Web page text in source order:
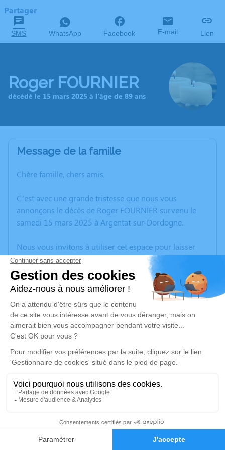
Faire-part Hommages
Partager
SMS WhatsApp Facebook E-mail Lien
Roger FOURNIER
décédé le 15 mars 2025 à l'âge de 89 ans
Message de la famille
Chère famille, chers amis,
C’est avec une grande tristesse que nous vous
annonçons le décès de Roger FOURNIER survenu le
samedi 15 mars 2025 à Argentat-sur-Dordogne.
Nous vous invitons à utiliser cet espace pour laisser
vos condoléances, partager des photos souvenirs, une
anecdote ou exprimer vos pensées à travers des
poèmes ou des textes. Cet endroit est un lieu
d'expression dédié à honorer la mémoire de Roger
FOURNIER.
Cérémonie religieuse
Église Saint-Pierre d'Argentat
place de l'église
Je rends hommage